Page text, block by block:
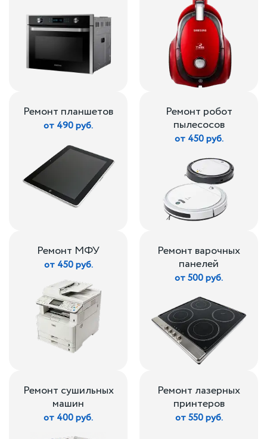
Ремонт планшетов
от 490 руб.
Ремонт робот
пылесосов
от 450 руб.
Ремонт МФУ
от 450 руб.
Ремонт варочных
панелей
от 500 руб.
Ремонт сушильных
машин
от 400 руб.
Ремонт лазерных
принтеров
от 550 руб.